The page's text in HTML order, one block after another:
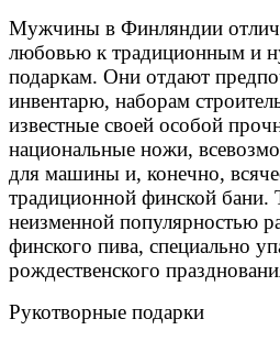
Мужчины в Финляндии
любовью к традиционным и
подаркам. Они отдают
инвентарю, наборам
известные своей особой
национальные ножи,
для машины и, конечно,
традиционной финской бани.
неизменной популярностью
финского пива, специально
рождественского
Рукотворные подарки